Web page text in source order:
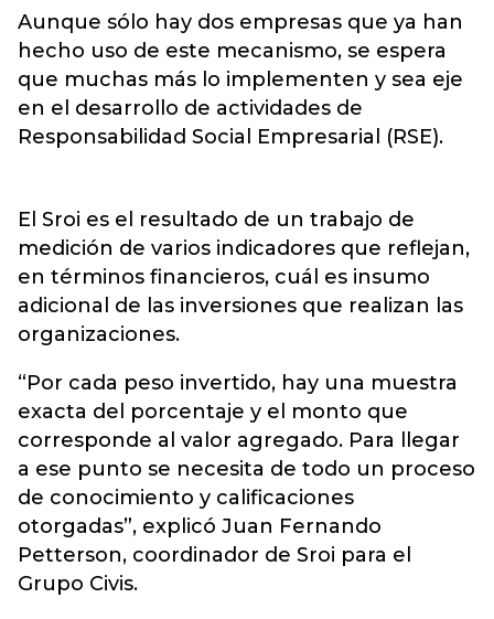
Aunque sólo hay dos empresas que ya han
hecho uso de este mecanismo, se espera
que muchas más lo implementen y sea eje
en el desarrollo de actividades de
Responsabilidad Social Empresarial (RSE).
El Sroi es el resultado de un trabajo de
medición de varios indicadores que reflejan,
en términos financieros, cuál es insumo
adicional de las inversiones que realizan las
organizaciones.
“Por cada peso invertido, hay una muestra
exacta del porcentaje y el monto que
corresponde al valor agregado. Para llegar
a ese punto se necesita de todo un proceso
de conocimiento y calificaciones
otorgadas”, explicó Juan Fernando
Petterson, coordinador de Sroi para el
Grupo Civis.